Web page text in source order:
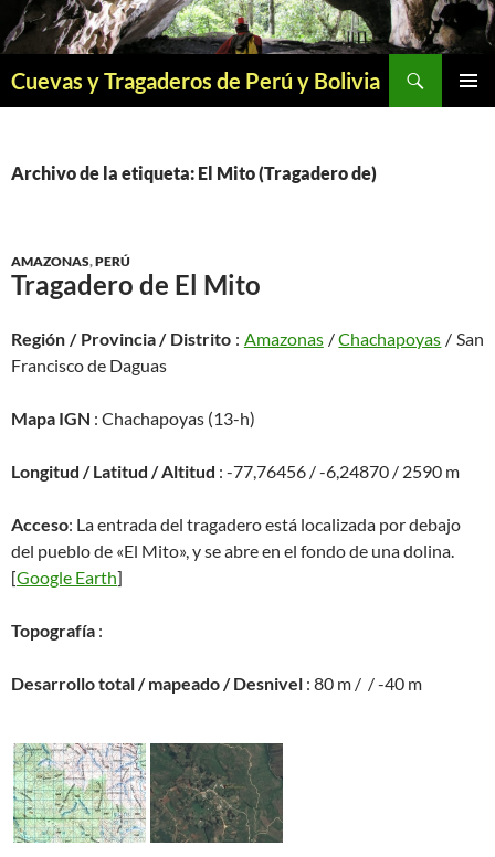
Saltar
al
Cuevas y Tragaderos de Perú y Bolivia
Archivo de la etiqueta: El Mito (Tragadero de)
AMAZONAS,PERÚ
Tragadero de El Mito
Región / Provincia / Distrito : Amazonas/Chachapoyas / San
Francisco de Daguas
Mapa IGN : Chachapoyas (13-h)
Longitud / Latitud / Altitud : -77,76456 / -6,24870 / 2590 m
Acceso: La entrada del tragadero está localizada por debajo
del pueblo de «El Mito», y se abre en el fondo de una dolina.
[Google Earth]
Topografía :
Desarrollo total / mapeado / Desnivel : 80 m / / -40 m